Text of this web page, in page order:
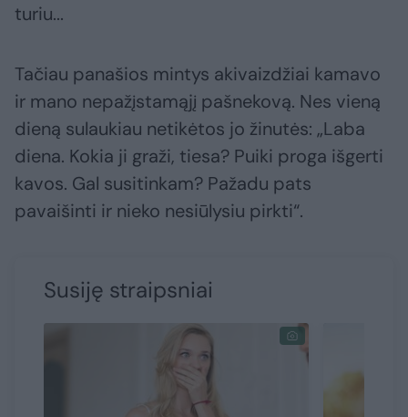
turiu...
Tačiau panašios mintys akivaizdžiai kamavo
ir mano nepažįstamąjį pašnekovą. Nes vieną
dieną sulaukiau netikėtos jo žinutės: „Laba
diena. Kokia ji graži, tiesa? Puiki proga išgerti
kavos. Gal susitinkam? Pažadu pats
pavaišinti ir nieko nesiūlysiu pirkti“.
Susiję straipsniai